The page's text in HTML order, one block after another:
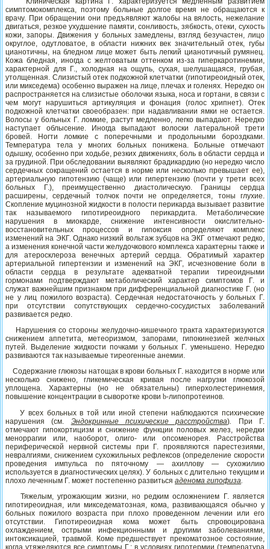
симптомокомплекса, поэтому больные долгое время не обращаются к
врачу. При обращении они предъявляют жалобы на вялость, нежелание
двигаться, резкое ухудшение памяти, сонливость, зябкость, отеки, сухость
кожи, запоры. Движения у больных замедлены, взгляд безучастен, лицо
округлое, одутловатое, в области нижних век значительный отек, губы
цианотичны, на бледном лице может быть легкий цианотичный румянец.
Кожа бледная, иногда с желтоватым оттенком из-за гиперкаротинемии,
характерной для Г., холодная на ощупь, сухая, шелушащаяся, грубая,
утолщенная. Слизистый отек подкожной клетчатки (гипотиреоидный отек,
или микседема) особенно выражен на лице, плечах и голенях. Нередко он
распространяется на слизистые оболочки языка, носа и гортани, в связи с
чем могут нарушиться артикуляция и фонация (голос хрипнет). Отек
подкожной клетчатки своеобразен: при надавливании ямки не остается.
Волосы у больных Г. ломкие, растут медленно, легко выпадают. Нередко
наступает облысение. Иногда выпадают волоски латеральной трети
бровей. Ногти ломкие с поперечными и продольными бороздками.
Температура тела у многих больных понижена. Больные отмечают
одышку, особенно при ходьбе, резких движениях, боль в области сердца и
за грудиной. При обследовании выявляют брадикардию (но нередко число
сердечных сокращений остается в норме или несколько превышает ее),
артериальную гипотензию (чаще) или гипертензию (почти у трети всех
больных Г.), преимущественно диастолическую. Границы сердца
расширены, сердечный толчок почти не определяется, тоны глухие.
Скопление муцинозной жидкости в полости перикарда вызывает развитие
так называемого гипотиреоидного перикардита. Метаболические
нарушения в миокарде, снижение интенсивности окислительно-
восстановительных процессов и гипоксия определяют комплекс
изменений на ЭКГ. Однако низкий вольтаж зубцов на ЭКГ отмечают редко,
а изменения конечной части желудочкового комплекса характерны также и
для атеросклероза венечных артерий сердца. Обратимый характер
артериальной гипертензии и изменений на ЭКГ, исчезновение боли в
области сердца в результате адекватной терапии тиреоидными
гормонами подтверждают метаболический характер симптомов Г. и
служат важнейшим признаком при дифференциальной диагностике Г. (но
не у лиц пожилого возраста). Сердечная недостаточность у больных Г.
при отсутствии сопутствующих сердечно-сосудистых заболеваний
развивается редко.
Нарушения со стороны желудочно-кишечного тракта характеризуются
снижением аппетита, метеоризмом, запорами, гипокинезией желчных
путей. Выделение жидкости почками у больных Г. уменьшено. Нередко
развиваются так называемые тиреогенные анемии.
Содержание глюкозы натощак в крови больных Г. находится в норме или
несколько снижено, гликемическая кривая после нагрузки глюкозой
уплощена. Характерны (но не обязательны) гиперхолестеринемия,
повышение концентрации в сыворотке крови b-липопротеинов.
У всех больных в той или иной степени наблюдаются психические
нарушения (см. Эндокринные психические расстройства)
При Г.
отмечают гипокортицизм и снижение функции половых желез, нередки
меноррагии или, наоборот, олиго- или опсоменорея. Расстройства
периферической нервной системы при Г. проявляются парестезиями,
невралгиями, снижением сухожильных рефлексов (определение скорости
проведения импульса по пяточному — ахиллову — сухожилию
используется в диагностических целях). У больных с длительно текущим и
плохо леченным Г. может постепенно развиться аденома гипофиза
Тяжелым, угрожающим жизни, но редким осложнением Г. является
гипотиреоидная, или микседематозная, кома, развивающаяся обычно у
больных пожилого возраста при плохо проведенном лечении или его
отсутствии. Гипотиреоидная кома может быть спровоцирована
охлаждением, острыми инфекционными и другими заболеваниями,
интоксикацией, травмой. Коме предшествует прекоматозное состояние,
когда утяжеляются все симптомы Г.; в условиях гипотермии (температура